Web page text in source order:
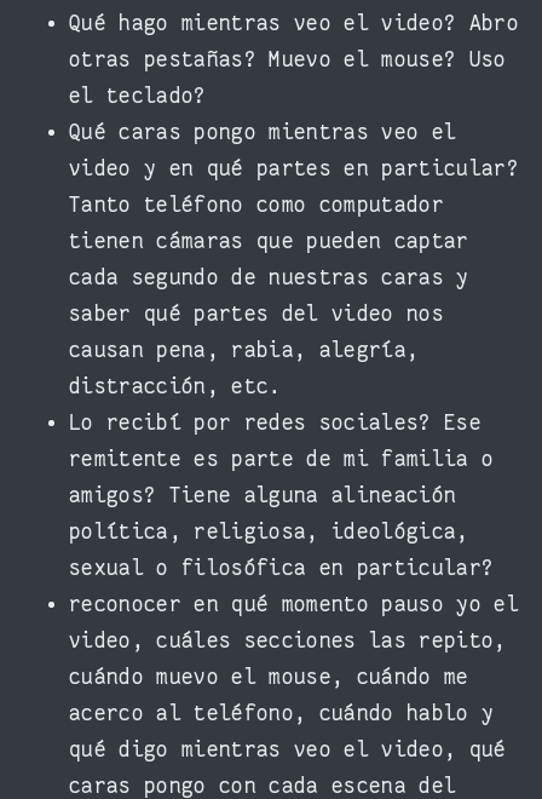
Qué hago mientras veo el video? Abro
otras pestañas? Muevo el mouse? Uso
el teclado?
Qué caras pongo mientras veo el
video y en qué partes en particular?
Tanto teléfono como computador
tienen cámaras que pueden captar
cada segundo de nuestras caras y
saber qué partes del video nos
causan pena, rabia, alegría,
distracción, etc.
Lo recibí por redes sociales? Ese
remitente es parte de mi familia o
amigos? Tiene alguna alineación
política, religiosa, ideológica,
sexual o filosófica en particular?
reconocer en qué momento pauso yo el
video, cuáles secciones las repito,
cuándo muevo el mouse, cuándo me
acerco al teléfono, cuándo hablo y
qué digo mientras veo el video, qué
caras pongo con cada escena del